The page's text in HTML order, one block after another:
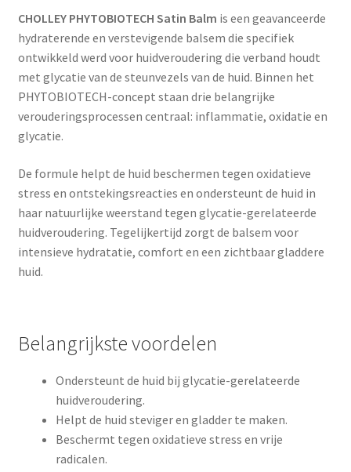
CHOLLEY PHYTOBIOTECH Satin Balm is een geavanceerde
hydraterende en verstevigende balsem die specifiek
ontwikkeld werd voor huidveroudering die verband houdt
met glycatie van de steunvezels van de huid. Binnen het
PHYTOBIOTECH-concept staan drie belangrijke
verouderingsprocessen centraal: inflammatie, oxidatie en
glycatie.
De formule helpt de huid beschermen tegen oxidatieve
stress en ontstekingsreacties en ondersteunt de huid in
haar natuurlijke weerstand tegen glycatie-gerelateerde
huidveroudering. Tegelijkertijd zorgt de balsem voor
intensieve hydratatie, comfort en een zichtbaar gladdere
huid.
Belangrijkste voordelen
Ondersteunt de huid bij glycatie-gerelateerde
huidveroudering.
Helpt de huid steviger en gladder te maken.
Beschermt tegen oxidatieve stress en vrije
radicalen.